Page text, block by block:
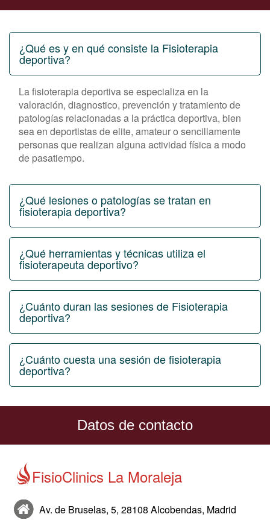
¿Qué es y en qué consiste la Fisioterapia
deportiva?
La fisioterapia deportiva se especializa en la
valoración, diagnostico, prevención y tratamiento de
patologías relacionadas a la práctica deportiva, bien
sea en deportistas de elite, amateur o sencillamente
personas que realizan alguna actividad física a modo
de pasatiempo.
¿Qué lesiones o patologías se tratan en
fisioterapia deportiva?
¿Qué herramientas y técnicas utiliza el
fisioterapeuta deportivo?
¿Cuánto duran las sesiones de Fisioterapia
deportiva?
¿Cuánto cuesta una sesión de fisioterapia
deportiva?
Datos de contacto
FisioClinics La Moraleja
Av. de Bruselas, 5, 28108 Alcobendas, Madrid